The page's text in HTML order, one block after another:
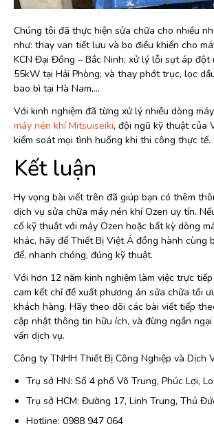
Chúng tôi đã thực hiện sửa chữa cho nhiều
như: thay van tiết lưu và bo điều khiển cho
KCN Đại Đồng – Bắc Ninh; xử lý lỗi sụt áp đột
55kW tại Hải Phòng; và thay phớt trục, lọc
bao bì tại Hà Nam,…
Với kinh nghiệm đã từng xử lý nhiều dòng
máy nén khí Mitsuiseiki, đội ngũ kỹ thuật của
kiểm soát mọi tình huống khi thi công thực tế.
Kết luận
Hy vọng bài viết trên đã giúp bạn có thêm
dịch vụ sửa chữa máy nén khí Ozen uy tín.
cố kỹ thuật với máy Ozen hoặc bất kỳ dòng
khác, hãy để Thiết Bị Việt Á đồng hành cùng
để, nhanh chóng, đúng kỹ thuật.
Với hơn 12 năm kinh nghiệm làm việc trực
cam kết chỉ đề xuất phương án sửa chữa tối
khách hàng. Hãy theo dõi các bài viết tiếp
cập nhật thông tin hữu ích, và đừng ngần
vấn dịch vụ.
Công ty TNHH Thiết Bị Công Nghiệp và Dịch
Trụ sở HN: Số 4 phố Võ Trung, Phúc Lợi,
Trụ sở HCM: Đường 17, Linh Trung, Thủ
Hotline: 0988 947 064